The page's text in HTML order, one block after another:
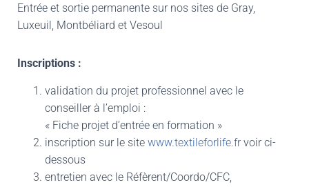
Entrée et sortie permanente sur nos sites de Gray,
Luxeuil, Montbéliard et Vesoul
Inscriptions :
validation du projet professionnel avec le
conseiller à l’emploi :
« Fiche projet d’entrée en formation »
inscription sur le site www.textileforlife.frvoir ci-
dessous
entretien avec le Réfèrent/Coordo/CFC,